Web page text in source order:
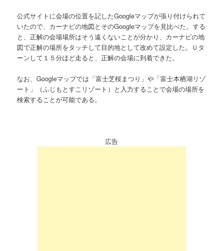
公式サイトに会場の位置を記したGoogleマップが張り付けられて
いたので、カーナビの地図とそのGoogleマップを見比べた。する
と、正解の会場場所はそう遠くないことが分かり、カーナビの地
図で正解の場所をタッチして目的地として改めて設定した。Ｕタ
ーンして１５分ほど走ると、正解の会場に到着できた。
なお、Googleマップでは「富士芝桜まつり」や「富士本栖湖リゾ
ート」（ふじもとすこリゾート）と入力することで会場の場所を
検索することが可能である。
広告